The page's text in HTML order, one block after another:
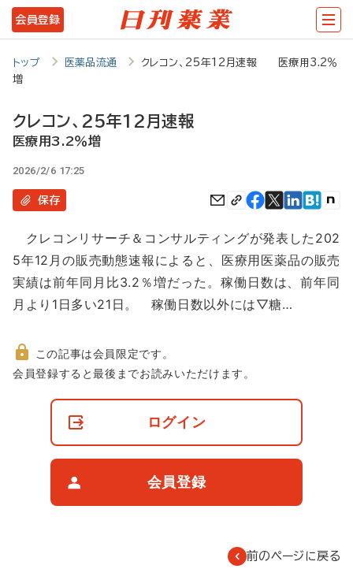
メ
イ
テ
ツ
に
動
会員登録
トップ 医薬品流通
クレコン、25年12月速報 医療用3.2％
増
クレコン、25年12月速報
医療用3.2％増
2026/2/6 17:25
保存
クレコンリサーチ＆コンサルティングが発表した202
5年12月の販売動態速報によると、医療用医薬品の販売
実績は前年同月比3.2％増だった。稼働日数は、前年同
月より1日多い21日。 稼働日数以外には▽糖…
非
この記事は会員限定です。
会員登録すると最後までお読みいただけます。
ログイン
会員登録
前のページに戻る